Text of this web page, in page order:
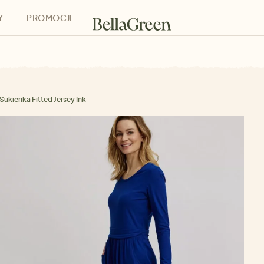
PROMOCJE
Sukienka Fitted Jersey Ink